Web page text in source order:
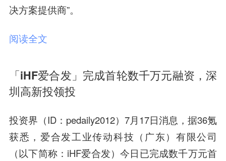
决方案提供商”。
阅读全文
「iHF爱合发」完成首轮数千万元融资，深
圳高新投领投
投资界（ID：pedaily2012）7月17日消息，据36氪
获悉，爱合发工业传动科技（广东）有限公司
（以下简称：iHF爱合发）今日已完成数千万元首